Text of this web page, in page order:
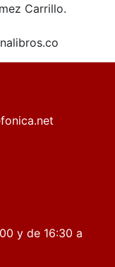
Carrillo.
y de 16:30 a